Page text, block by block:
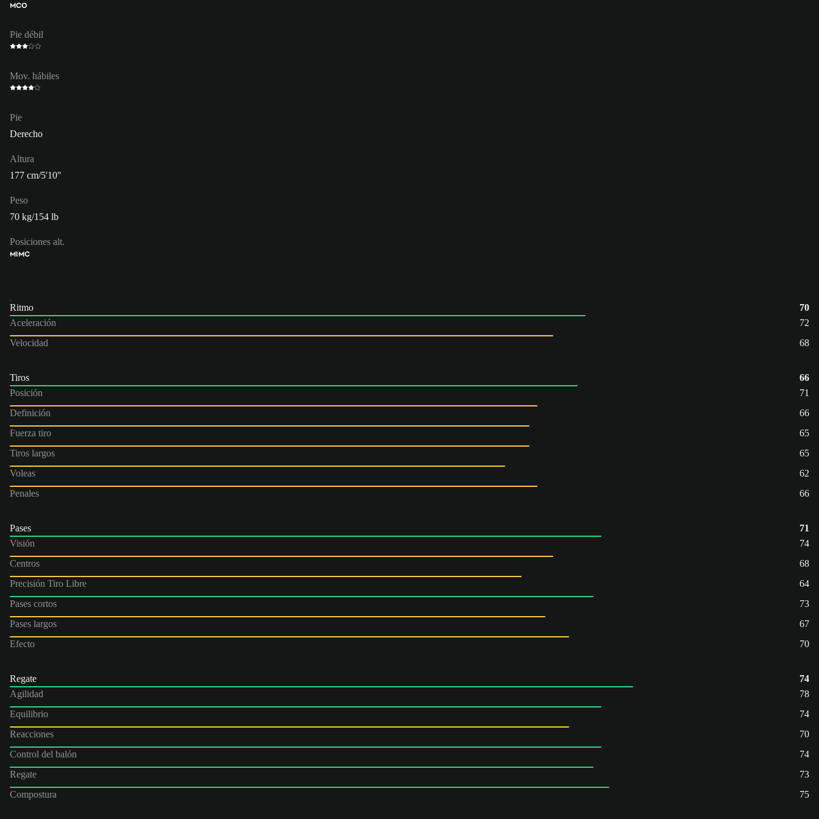
MCO
Pie débil
Mov. hábiles
Pie
Derecho
Altura
177 cm/5'10"
Peso
70 kg/154 lb
Posiciones alt.
MIMC
Ritmo
70
Aceleración
72
Velocidad
68
Tiros
66
Posición
71
Definición
66
Fuerza tiro
65
Tiros largos
65
Voleas
62
Penales
66
Pases
71
Visión
74
Centros
68
Precisión Tiro Libre
64
Pases cortos
73
Pases largos
67
Efecto
70
Regate
74
Agilidad
78
Equilibrio
74
Reacciones
70
Control del balón
74
Regate
73
Compostura
75